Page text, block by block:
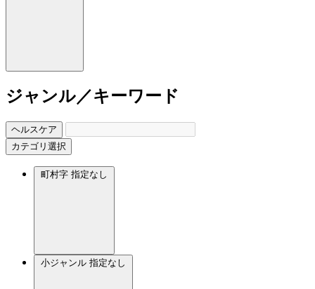
ジャンル／キーワード
ヘルスケア
カテゴリ選択
町村字 指定なし
小ジャンル 指定なし